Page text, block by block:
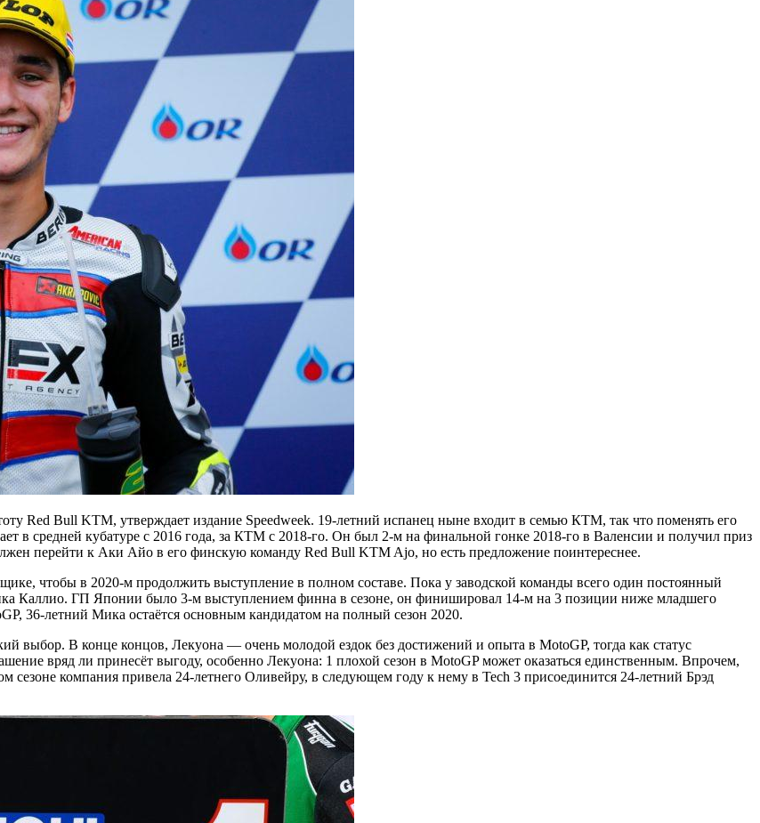
Red Bull KTM, утверждает издание Speedweek. 19-летний испанец ныне входит в семью КТМ, так что поменять его
в средней кубатуре с 2016 года, за КТМ с 2018-го. Он был 2-м на финальной гонке 2018-го в Валенсии и получил приз
перейти к Аки Айо в его финскую команду Red Bull KTM Ajo, но есть предложение поинтереснее.
чтобы в 2020-м продолжить выступление в полном составе. Пока у заводской команды всего один постоянный
Каллио. ГП Японии было 3-м выступлением финна в сезоне, он финишировал 14-м на 3 позиции ниже младшего
36-летний Мика остаётся основным кандидатом на полный сезон 2020.
выбор. В конце концов, Лекуона — очень молодой ездок без достижений и опыта в MotoGP, тогда как статус
вряд ли принесёт выгоду, особенно Лекуона: 1 плохой сезон в MotoGP может оказаться единственным. Впрочем,
компания привела 24-летнего Оливейру, в следующем году к нему в Tech 3 присоединится 24-летний Брэд